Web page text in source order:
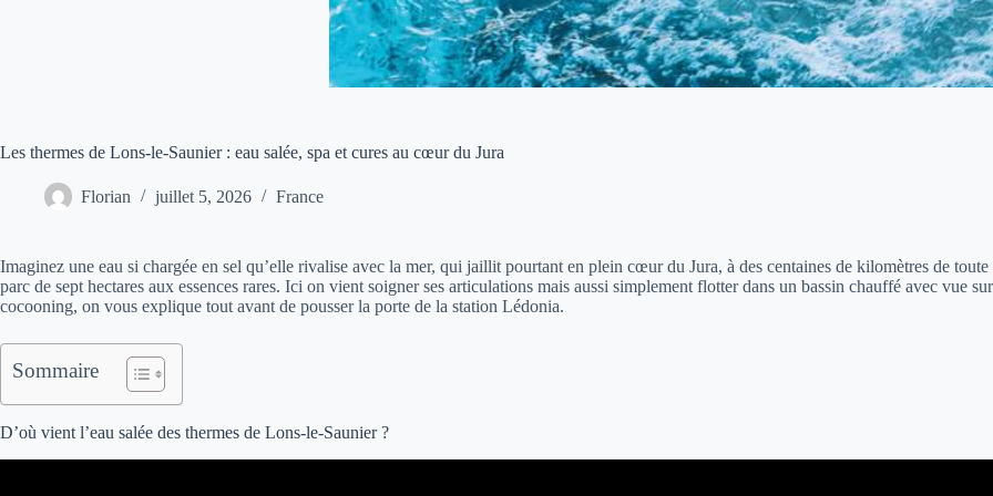
Les thermes de Lons-le-Saunier : eau salée, spa et cures au cœur du Jura
Florian juillet 5, 2026 France
Imaginez une eau si chargée en sel qu’elle rivalise avec la mer, qui jaillit pourtant en plein cœur du Jura, à des centaines de kilomètres de
parc de sept hectares aux essences rares. Ici on vient soigner ses articulations mais aussi simplement flotter dans un bassin chauffé avec vue
cocooning, on vous explique tout avant de pousser la porte de la station Lédonia.
Sommaire
D’où vient l’eau salée des thermes de Lons-le-Saunier ?